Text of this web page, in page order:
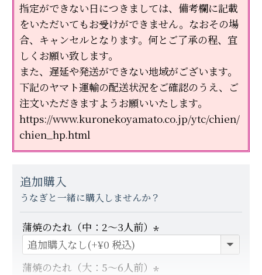
指定ができない日につきましては、備考欄に記載
をいただいてもお受けができません。なおその場
合、キャンセルとなります。何とご了承の程、宜
しくお願い致します。
また、遅延や発送ができない地域がございます。
下記のヤマト運輸の配送状況をご確認のうえ、ご
注文いただきますようお願いいたします。
https://www.kuronekoyamato.co.jp/ytc/chien/
chien_hp.html
追加購入
うなぎと一緒に購入しませんか？
蒲焼のたれ（中：2～3人前）
必
蒲焼のたれ（大：5～6人前）